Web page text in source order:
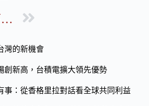
b
o
k
p
Li
n
k
下一篇
灣的新機會
創新高，台積電擴大領先優勢
事：從香格里拉對話看全球共同利益